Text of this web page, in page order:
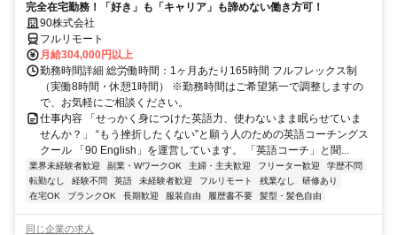
完全在宅勤務！「好き」も「キャリア」も諦めない働き方可！
90株式会社
フルリモート
月給304,000円以上
勤務時間詳細 総労働時間：1ヶ月あたり165時間 フルフレックス制
（実働8時間・休憩1時間） ※勤務時間はご希望第一で調整しますの
で、お気軽にご相談ください。
仕事内容 「せっかく身につけた英語力、使わないまま眠らせていま
せんか？」 “もう挫折したくない”と願う人のための英語コーチングス
クール 「90 English」を運営しています。 「英語コーチ」と聞...
業界未経験者歓迎 副業・WワークOK 主婦・主夫歓迎 フリーター歓迎
学歴不問
転勤なし
経験不問 英語 未経験者歓迎 フルリモート 残業なし
研修あり
在宅OK
ブランクOK 長期歓迎 服装自由 履歴書不要 髪型・髪色自由
同じ企業の求人